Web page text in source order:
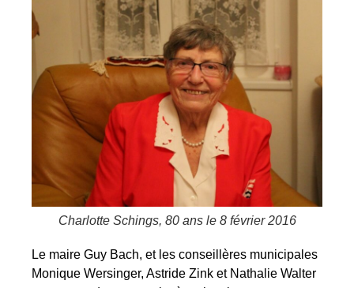
Charlotte Schings, 80 ans le 8 février 2016
Le maire Guy Bach, et les conseillères municipales
Monique Wersinger, Astride Zink et Nathalie Walter